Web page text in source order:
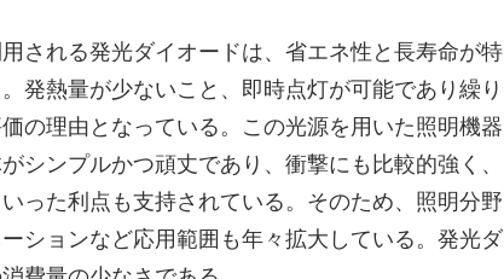
される発光ダイオードは、省エネ性と長寿命が特
発熱量が少ないこと、即時点灯が可能であり繰り
の理由となっている。この光源を用いた照明機器
ンプルかつ頑丈であり、衝撃にも比較的強く、
った利点も支持されている。そのため、照明分野
ションなど応用範囲も年々拡大している。発光ダ